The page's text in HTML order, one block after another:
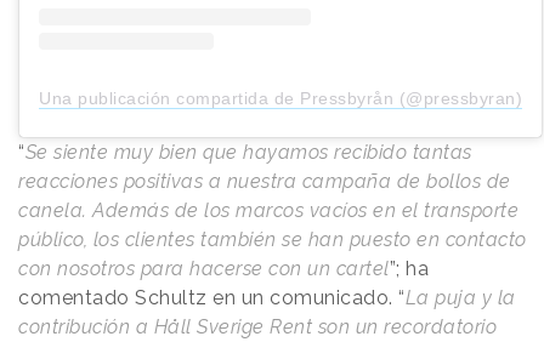
Una publicación compartida de Pressbyrån (@pressbyran)
“Se siente muy bien que hayamos recibido tantas
reacciones positivas a nuestra campaña de bollos de
canela. Además de los marcos vacíos en el transporte
público, los clientes también se han puesto en contacto
con nosotros para hacerse con un cartel”; ha
comentado Schultz en un comunicado. “La puja y la
contribución a Håll Sverige Rent son un recordatorio